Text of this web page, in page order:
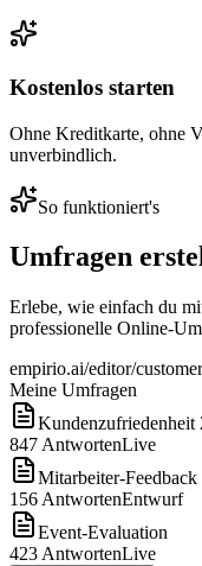
Kostenlos starten
Ohne Kreditkarte, ohne
unverbindlich.
So funktioniert's
Umfragen
Erlebe, wie einfach du
professionelle Online-
empirio.ai/editor/
Meine Umfragen
Kundenzufriedenheit
847 AntwortenLive
Mitarbeiter-Feedback
156 AntwortenEntwurf
Event-Evaluation
423 AntwortenLive